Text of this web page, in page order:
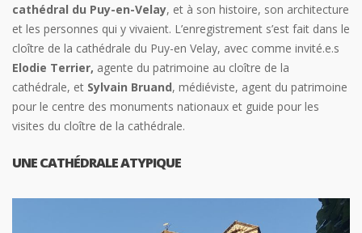
cathédral du Puy-en-Velay, et à son histoire, son architecture
et les personnes qui y vivaient. L’enregistrement s’est fait dans le
cloître de la cathédrale du Puy-en Velay, avec comme invité.e.s
Elodie Terrier, agente du patrimoine au cloître de la
cathédrale, et Sylvain Bruand, médiéviste, agent du patrimoine
pour le centre des monuments nationaux et guide pour les
visites du cloître de la cathédrale.
UNE CATHÉDRALE ATYPIQUE